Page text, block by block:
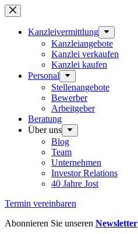
Zum
Inhalt
springenKanzleivermittlung
Kanzleiangebote
Kanzlei verkaufen
Kanzlei kaufen
Personal
Stellenangebote
Bewerber
Arbeitgeber
Beratung
Über uns
Blog
Team
Unternehmen
Investor Relations
40 Jahre Jost
Termin vereinbaren
Abonnieren Sie unseren Newsletter